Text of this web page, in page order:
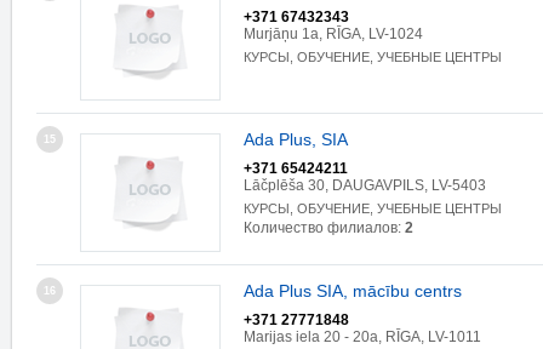
+371 67432343
Murjāņu 1a, RĪGA, LV-1024
КУРСЫ, ОБУЧЕНИЕ, УЧЕБНЫЕ ЦЕНТРЫ
15 Ada Plus, SIA
+371 65424211
Lāčplēša 30, DAUGAVPILS, LV-5403
КУРСЫ, ОБУЧЕНИЕ, УЧЕБНЫЕ ЦЕНТРЫ
Количество филиалов: 2
16 Ada Plus SIA, mācību centrs
+371 27771848
Marijas iela 20 - 20a, RĪGA, LV-1011